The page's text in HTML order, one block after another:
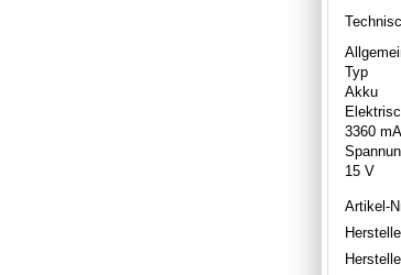
Typ
Akku
3360
15 V
Artikel-